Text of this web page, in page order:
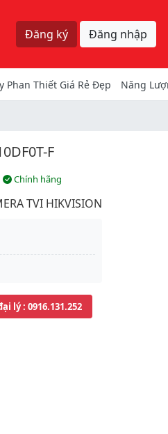
Đăng ký Đăng nhập
Phan Thiết Giá Rẻ Đẹp Năng
F
Chính hãng
TVI HIKVISION
lý: 0916.131.252